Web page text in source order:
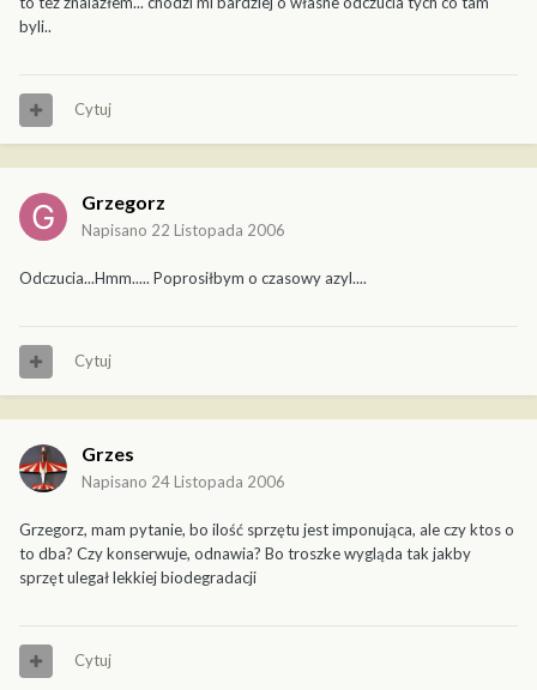
byli..
Cytuj
Grzegorz
Napisano 22 Listopada 2006
Odczucia...Hmm..... Poprosiłbym o czasowy azyl....
Cytuj
Grzes
Napisano 24 Listopada 2006
Grzegorz, mam pytanie, bo ilość sprzętu jest imponująca, ale czy ktos o
to dba? Czy konserwuje, odnawia? Bo troszke wygląda tak jakby
sprzęt ulegał lekkiej biodegradacji
Cytuj